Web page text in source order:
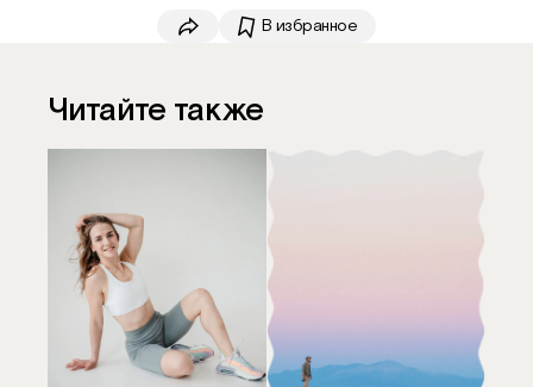
WhatsApp
Одноклассники
В избранное
Читайте также